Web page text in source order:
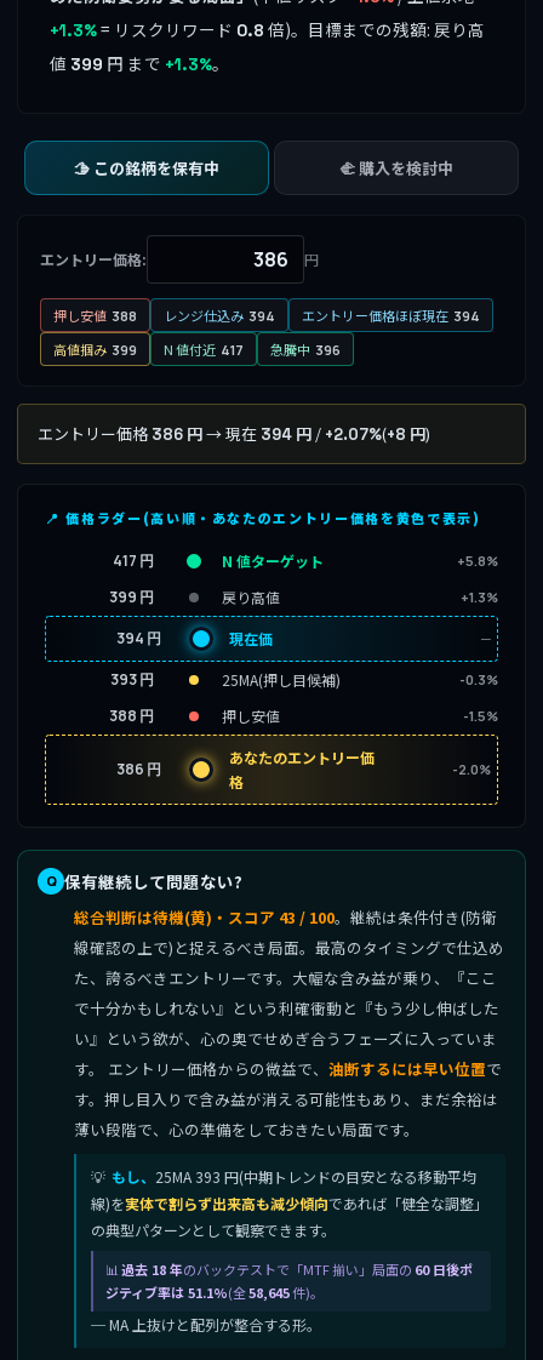
+1.3%= リスクリワード 0.8 倍)。目標までの残額: 戻り高
値 399 円 まで +1.3%。
🫱 この銘柄を保有中 🫲 購入を検討中
エントリー価格: 円
押し安値 388 レンジ仕込み 394 エントリー価格ほぼ現在 394
高値掴み 399 N 値付近 417 急騰中 396
エントリー価格 386 円→ 現在 394 円 / +2.07%(+8 円)
📍 価格ラダー(高い順・あなたのエントリー価格を黄色で表示)
417 円 N 値ターゲット +5.8%
399 円 戻り高値 +1.3%
394 円 現在価 ─
393 円 25MA(押し目候補) -0.3%
388 円 押し安値 -1.5%
386 円
あなたのエントリー価
格
-2.0%
保有継続して問題ない?
総合判断は待機(黄)・スコア 43 / 100。継続は条件付き(防衛
線確認の上で)と捉えるべき局面。最高のタイミングで仕込め
た、誇るべきエントリーです。大幅な含み益が乗り、『ここ
で十分かもしれない』という利確衝動と『もう少し伸ばした
い』という欲が、心の奥でせめぎ合うフェーズに入っていま
す。 エントリー価格からの微益で、 油断するには早い位置で
す。押し目入りで含み益が消える可能性もあり、まだ余裕は
薄い段階で、心の準備をしておきたい局面です。
もし、 25MA 393 円(中期トレンドの目安となる移動平均
線)を実体で割らず出来高も減少傾向であれば「健全な調整」
の典型パターンとして観察できます。
過去 18 年のバックテストで「MTF 揃い」局面の 60 日後ポ
ジティブ率は 51.1%(全58,645件)。
─ MA 上抜けと配列が整合する形。